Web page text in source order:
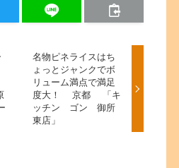
名物ピネライスはち
ょっとジャンクでボ
リューム満点で満足
度大！ 京都 「キ
ッチン ゴン 御所
東店」